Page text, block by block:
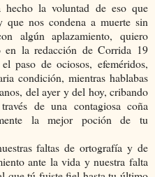
la voluntad de eso que
nos condena a muerte sin
algún aplazamiento, quiero
en la redacción de Corrida 19
paso de ociosos, efeméridos,
condición, mientras hablabas
del ayer y del hoy, cribando
de una contagiosa coña
la mejor poción de tu
faltas de ortografía y de
ante la vida y nuestra falta